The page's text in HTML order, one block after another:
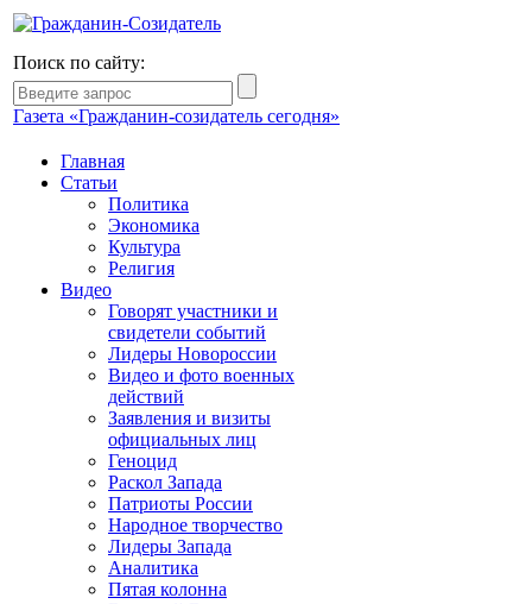
Поиск по сайту:
Газета «Гражданин-созидатель сегодня»
Главная
Статьи
Политика
Экономика
Культура
Религия
Видео
Говорят участники и
свидетели событий
Лидеры Новороссии
Видео и фото военных
действий
Заявления и визиты
официальных лиц
Геноцид
Раскол Запада
Патриоты России
Народное творчество
Лидеры Запада
Аналитика
Пятая колонна